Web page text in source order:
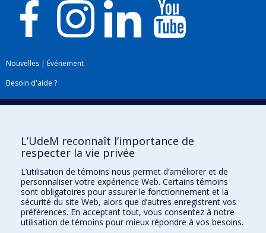
Nouvelles | Événement
Besoin d'aide ?
Plan du site|Accessibilité
Téléchargez les logos de l'ESPUM
L’UdeM reconnaît l’importance de
respecter la vie privée
L’utilisation de témoins nous permet d’améliorer et de
personnaliser votre expérience Web. Certains témoins
sont obligatoires pour assurer le fonctionnement et la
sécurité du site Web, alors que d’autres enregistrent vos
préférences. En acceptant tout, vous consentez à notre
utilisation de témoins pour mieux répondre à vos besoins.